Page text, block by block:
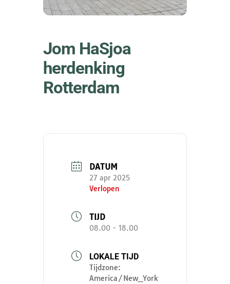
Jom HaSjoa
herdenking
Rotterdam
DATUM
27 apr 2025
Verlopen
TIJD
08.00 - 18.00
LOKALE TIJD
Tijdzone:
America/New_York